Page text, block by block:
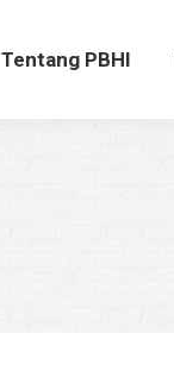
Tentang PBHI
Tentang PBHI